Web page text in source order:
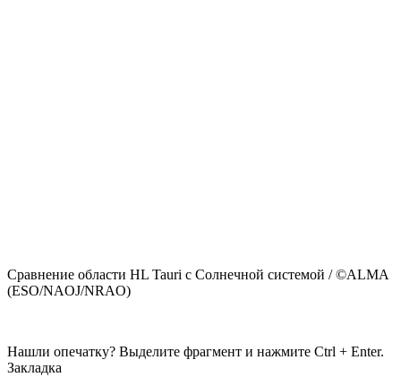
Сравнение области HL Tauri с Солнечной системой / ©ALMA
(ESO/NAOJ/NRAO)
Нашли опечатку? Выделите фрагмент и нажмите Ctrl + Enter.
Закладка